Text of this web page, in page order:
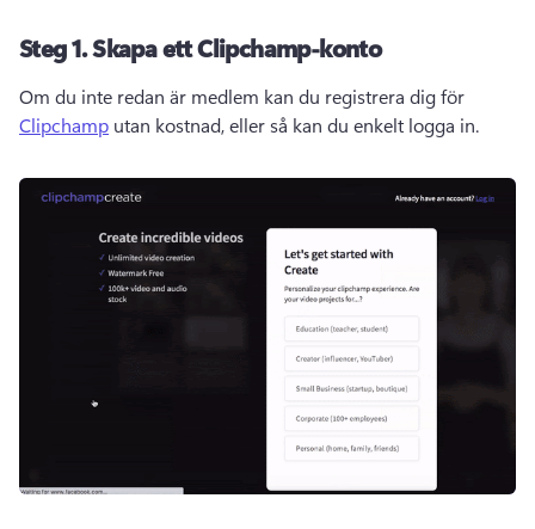
Steg 1. Skapa ett Clipchamp-konto
Om du inte redan är medlem kan du registrera dig för
Clipchamp utan kostnad, eller så kan du enkelt logga in.